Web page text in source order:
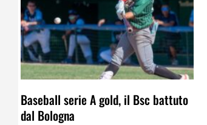
Baseball serie A gold, il Bsc battuto
dal Bologna